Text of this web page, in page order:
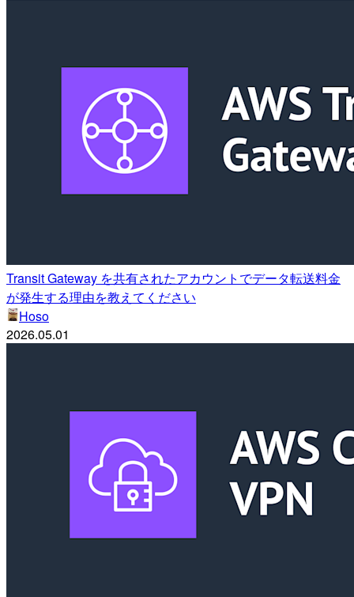
Transit Gateway を共有されたアカウントでデータ転送料金
が発生する理由を教えてください
Hoso
2026.05.01